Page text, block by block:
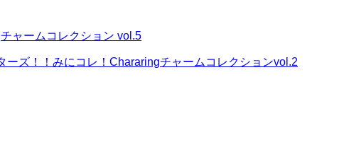
ャームコレクション vol.5
ーズ！！みにコレ！Chararingチャームコレクションvol.2